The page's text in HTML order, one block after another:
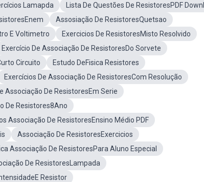
Lamapda
Lista De Questões De ResistoresPDF
Assosiação De ResistoresQuetsao
E Voltimetro
Exercicios De ResistoresMisto Resolvido
Exercício De Associação De ResistoresDo Sorvete
Circuito
Estudo DeFisica Resistores
Exercícios De Associação De ResistoresCom Resolução
Associação De ResistoresEm Serie
De Resistores8Ano
Associação De ResistoresEnsino Médio PDF
Associação De ResistoresExercicios
Associação De ResistoresPara Aluno Especial
De ResistoresLampada
Resistor